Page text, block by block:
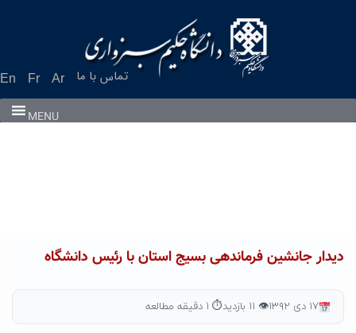
En Fr Ar تماس با ما
MENU
دیدار جانشین فرماندهی بسیج استان با رئیس دانشگاه
۱۷ دی ۱۳۹۲ 👁 ۱۱ بازدید ⏱ ۱ دقیقه مطالعه